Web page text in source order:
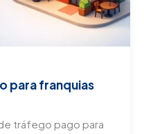
para franquias
tráfego pago para